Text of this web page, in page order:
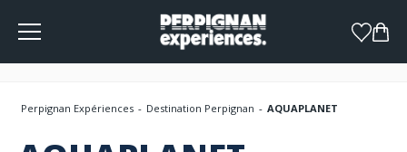
Panneau de gestion des cookies
Perpignan Expériences Destination Perpignan AQUAPLANET